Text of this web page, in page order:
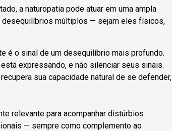
a naturopatia pode atuar em uma ampla
múltiplos — sejam eles físicos,
é o sinal de um desequilíbrio mais profundo.
expressando, e não silenciar seus sinais.
sua capacidade natural de se defender,
relevante para acompanhar distúrbios
— sempre como complemento ao